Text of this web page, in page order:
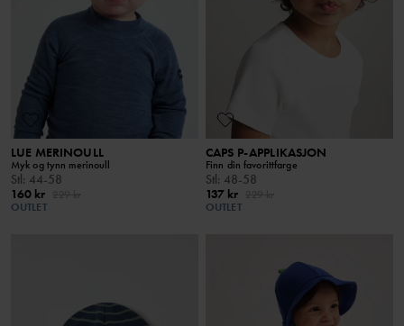
LUE MERINOULL
Myk og tynn merinoull
Stl: 44-58
160 kr
OUTLET
CAPS P-APPLIKASJON
Finn din favorittfarge
Stl: 48-58
137 kr
OUTLET